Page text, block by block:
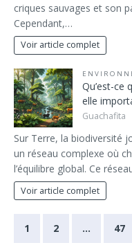
criques sauvages et son
Cependant,…
Voir article complet
Qu’est-ce
elle
Guachafita
Sur Terre, la biodiversité
un réseau complexe où
l’équilibre global. Ce
Voir article complet
1 2 … 47